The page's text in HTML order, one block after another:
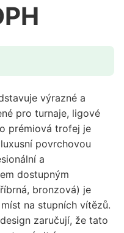
výrazné a
pro turnaje, ligové
prémiová trofej je
povrchovou
a
dostupným
bronzová) je
na stupních vítězů.
zaručují, že tato